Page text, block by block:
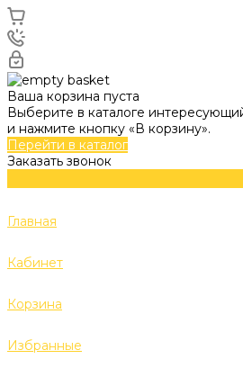
Ваша корзина пуста
Выберите в каталоге
и нажмите кнопку «В корзину».
Перейти в каталог
Заказать звонок
Главная
Кабинет
Корзина
Избранные